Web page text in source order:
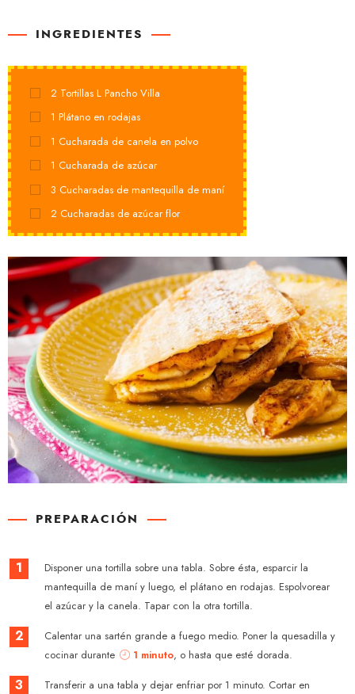
INGREDIENTES
2 Tortillas L Pancho Villa
1 Plátano en rodajas
1 Cucharada de canela en polvo
1 Cucharada de azúcar
3 Cucharadas de mantequilla de maní
2 Cucharadas de azúcar flor
PREPARACIÓN
1
Disponer una tortilla sobre una tabla. Sobre ésta, esparcir la
mantequilla de maní y luego, el plátano en rodajas. Espolvorear
el azúcar y la canela. Tapar con la otra tortilla.
2
Calentar una sartén grande a fuego medio. Poner la quesadilla y
cocinar durante
1 minuto, o hasta que esté dorada.
3
Transferir a una tabla y dejar enfriar por 1 minuto. Cortar en